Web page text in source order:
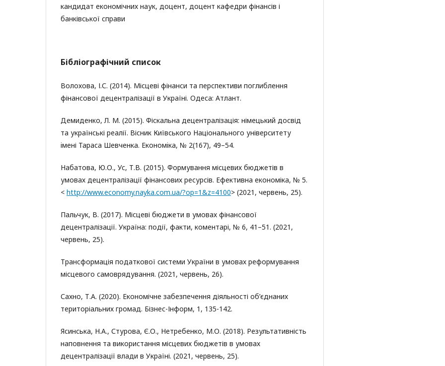
кандидат економічних наук, доцент, доцент кафедри фінансів і
банківської справи
Бібліографічний список
Волохова, І.С. (2014). Місцеві фінанси та перспективи поглиблення
фінансової децентралізації в Україні. Одеса: Атлант.
Демиденко, Л. М. (2015). Фіскальна децентралізація: німецький досвід
та українські реалії. Вісник Київського Національного університету
iмені Тараса Шевченка. Економiка, № 2(167), 49–54.
Набатова, Ю.О., Ус, Т.В. (2015). Формування місцевих бюджетів в
умовах децентралізації фінансових ресурсів. Ефективна економіка, № 5.
< http://www.economy.nayka.com.ua/?op=1&z=4100> (2021, червень, 25).
Пальчук, В. (2017). Місцеві бюджети в умовах фінансової
децентралізації. Україна: події, факти, коментарі, № 6, 41–51. (2021,
червень, 25).
Трансформація податкової системи України в умовах реформування
місцевого самоврядування. (2021, червень, 26).
Сахно, Т.А. (2020). Економічне забезпечення діяльності об’єднаних
територіальних громад. Бізнес-Інформ, 1, 135-142.
Ясинська, Н.А., Стурова, Є.О., Нетребенко, М.О. (2018). Результативність
наповнення та використання місцевих бюджетів в умовах
децентралізації влади в Україні. (2021, червень, 25).